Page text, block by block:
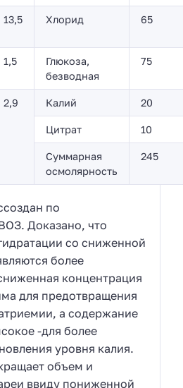
13,5 Хлорид 65
1,5
Глюкоза,
безводная
75
2,9 Калий 20
Цитрат 10
Суммарная
осмолярность
245
по
Доказано, что
со сниженной
более
концентрация
для предотвращения
а содержание
-для более
уровня калия.
объем и
ввиду пониженной